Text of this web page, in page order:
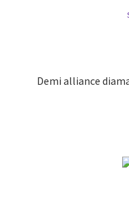
Page d’exemple
Demi alliance